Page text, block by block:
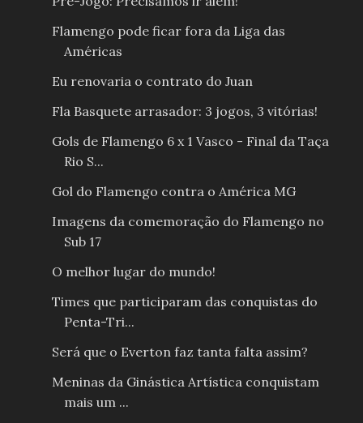
Flamengo pode ficar fora da Liga das
Américas
Eu renovaria o contrato do Juan
Fla Basquete arrasador: 3 jogos, 3 vitórias!
Gols de Flamengo 6 x 1 Vasco - Final da Taça
Rio S...
Gol do Flamengo contra o América MG
Imagens da comemoração do Flamengo no
Sub 17
O melhor lugar do mundo!
Times que participaram das conquistas do
Penta-Tri...
Será que o Everton faz tanta falta assim?
Meninas da Ginástica Artística conquistam
mais um ...